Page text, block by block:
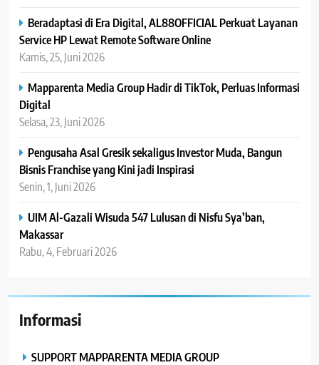
Beradaptasi di Era Digital, AL88OFFICIAL Perkuat Layanan
Service HP Lewat Remote Software Online
Kamis, 25, Juni 2026
Mapparenta Media Group Hadir di TikTok, Perluas Informasi
Digital
Selasa, 23, Juni 2026
Pengusaha Asal Gresik sekaligus Investor Muda, Bangun
Bisnis Franchise yang Kini jadi Inspirasi
Senin, 1, Juni 2026
UIM Al-Gazali Wisuda 547 Lulusan di Nisfu Sya’ban,
Makassar
Rabu, 4, Februari 2026
Informasi
SUPPORT MAPPARENTA MEDIA GROUP